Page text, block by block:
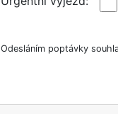
Odesláním poptávky